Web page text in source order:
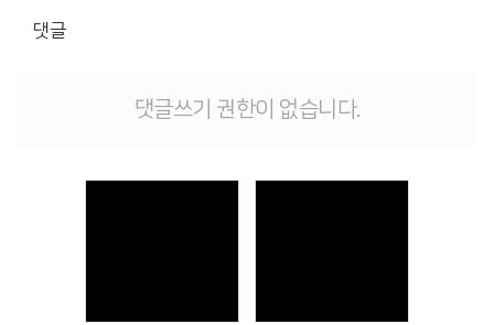
댓글
댓글쓰기 권한이 없습니다.